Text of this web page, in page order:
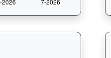
過往走位記錄圖表：